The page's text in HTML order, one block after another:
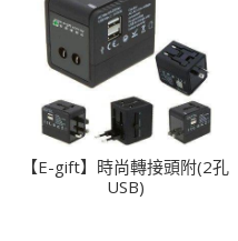
【E-gift】時尚轉接頭附(2孔
USB)